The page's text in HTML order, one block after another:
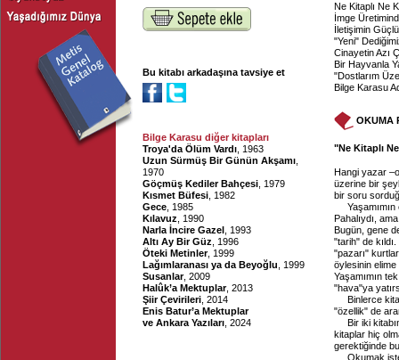
Bu kitabı arkadaşına tavsiye et
Bilge Karasu diğer kitapları
Troya'da Ölüm Vardı , 1963
Uzun Sürmüş Bir Günün Akşamı
1970
Göçmüş Kediler Bahçesi , 1979
Kısmet Büfesi , 1982
Gece , 1985
Kılavuz , 1990
Narla İncire Gazel , 1993
Altı Ay Bir Güz , 1996
Öteki Metinler, 1999
Lağımlaranası ya da Beyoğlu , 1999
Susanlar, 2009
Halûk’a Mektuplar, 2013
Şiir Çevirileri , 2014
Enis Batur’a Mektuplar
ve Ankara Yazıları , 2024
Ne Kitaplı Ne
İmge
İletişimin
"Yeni"
Cinayetin Azı
Bir Hayvanla
"Dostlarım
Bilge Karasu
OKUMA
"Ne Kitaplı
Hangi yazar
üzerine bir
bir soru
Pahalıydı,
Bugün, gene
"tarih" de
"pazarı"
öylesinin elime
Yaşamımın
"hava"ya
Binlerce
"özellik" de
Bir iki
kitaplar hiç
gerektiğinde
Okumak